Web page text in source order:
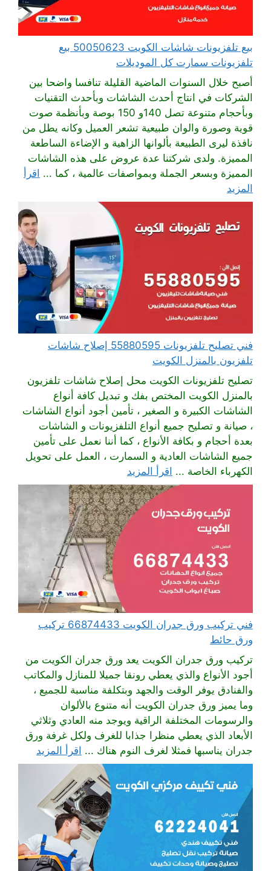
بيع تلفزيونات شاشات الكويت 50050623 بيع
تلفزيونات سمارت كل الموديلات
أصبح خلال السنوات الماضية القليلة تنافسا واضحا بين
الشركات في انتاج أحدث الشاشات وبأحدث التقنيات
وبأحجام متنوعة تصل 140و 150 بوصة وبأنظمة صوت
قوية وصورة والوان طبيعية تشعر العميل وكانه يطل من
نافذة ليرى الطبيعة بألوانها الزاهية و الإضاءة الساطعة
المميزة. ولدى شركتنا عدة عروض على هذه الشاشات
المميزة وبسعر الجملة وبمواصفات عالمية ، كما ... اقرأ
المزيد
فني تصليح تلفزيونات 55880595 إصلاح شاشات
تلفزيون بالمنزل الكويت
تصليح تلفزيونات الكويت محل إصلاح شاشات تلفزيون
بالمنزل الكويت المختص بفك و تبديل كافة أنواع
الشاشات الكبيرة و الصغير ، تأمين أجود أنواع الشاشات
، صيانة و تصليح جميع أنواع التلفزيونات و الشاشات
بعدة أحجام و بكافة الأنواع ، كما أننا نعمل على تأمين
جميع الشاشات العادية و السمارت ، العمل على تحويل
الكهرباء الخاصة ... اقرأ المزيد
فني تركيب ورق جدران الكويت 66874433 تركيب
ورق حائط
تركيب ورق جدران الكويت يعد ورق جدران الكويت من
أجود الأنواع والذي يعطي رونقا جميلا للمنازل والمكاتب
والفنادق يوفر الوقت والجهد وبتكلفة مناسبة للجميع ،
وما يميز ورق جدران الكويت أنه متنوع بالألوان
والرسومات المختلفة الراقية ويوجد منه العادي وثلاثي
الأبعاد الذي يعطي منظرا جذابا للغرف ولكل غرفة ورق
جدران يناسبها فمثلا لغرف النوم هناك ... اقرأ المزيد